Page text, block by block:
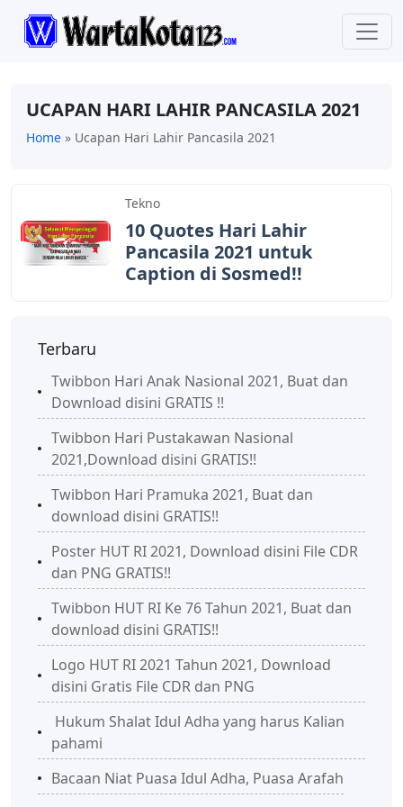
UCAPAN HARI LAHIR PANCASILA 2021
Home » Ucapan Hari Lahir Pancasila 2021
Tekno
10 Quotes Hari Lahir
Pancasila 2021 untuk
Caption di Sosmed!!
Terbaru
Twibbon Hari Anak Nasional 2021, Buat dan
Download disini GRATIS !!
Twibbon Hari Pustakawan Nasional
2021,Download disini GRATIS!!
Twibbon Hari Pramuka 2021, Buat dan
download disini GRATIS!!
Poster HUT RI 2021, Download disini File CDR
dan PNG GRATIS!!
Twibbon HUT RI Ke 76 Tahun 2021, Buat dan
download disini GRATIS!!
Logo HUT RI 2021 Tahun 2021, Download
disini Gratis File CDR dan PNG
Hukum Shalat Idul Adha yang harus Kalian
pahami
Bacaan Niat Puasa Idul Adha, Puasa Arafah